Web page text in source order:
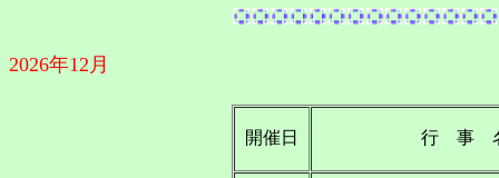
2026年12月
開催日 行 事